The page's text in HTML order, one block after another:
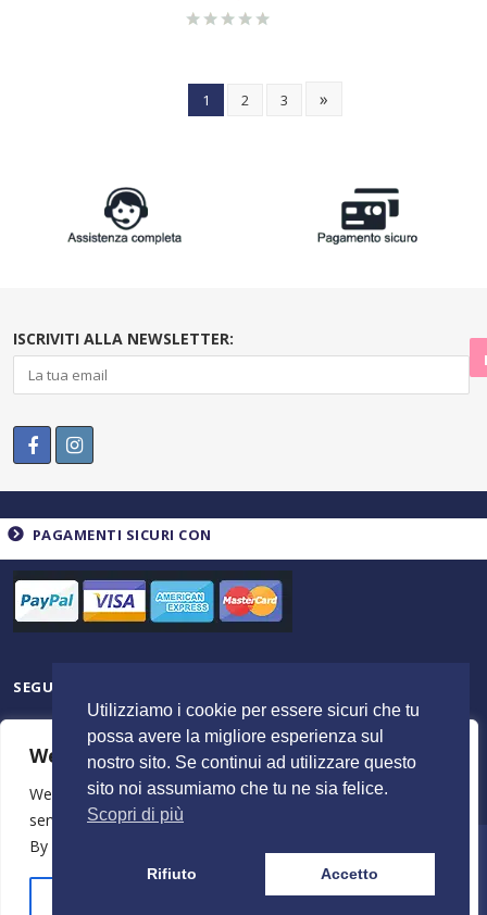
We value your privacy
We use cookies to enhance your browsing experience,
serve personalised ads or content, and analyse our traffic.
By clicking "Accept All", you consent to our use of cookies.
Reject All Accept All
1 2 3 »
ISCRIVITI ALLA NEWSLETTER:
PAGAMENTI SICURI CON
SEGUICI SU
© 2023 ItalyShoppers - P.I 02720720602 | Credit byMimosaBlu
Utilizziamo i cookie per essere sicuri che tu
possa avere la migliore esperienza sul
nostro sito. Se continui ad utilizzare questo
sito noi assumiamo che tu ne sia felice.
Scopri di più
Rifiuto Accetto